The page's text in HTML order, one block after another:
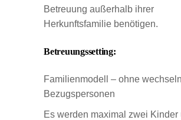
Betreuung außerhalb ihrer
Herkunftsfamilie benötigen.
Betreuungssetting:
Familienmodell – ohne
Bezugspersonen
Es werden maximal zwei Kinder